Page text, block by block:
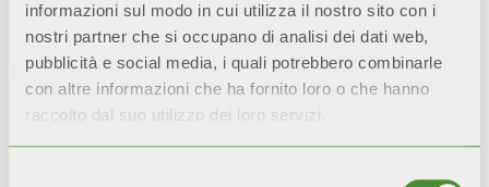
informazioni sul modo in cui utilizza il nostro sito con i
nostri partner che si occupano di analisi dei dati web,
pubblicità e social media, i quali potrebbero combinarle
con altre informazioni che ha fornito loro o che hanno
raccolto dal suo utilizzo dei loro servizi.
caso in cui la temperatura dell’acqua
dal serbatoio solare sia maggiore di
48 °C. È costituito da una deviatrice
termostatica e da una miscelatrice
termostatica regolabile, fra loro